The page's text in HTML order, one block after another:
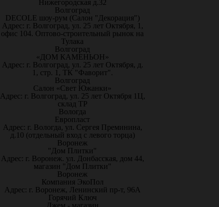
Нижегородская д.32
Волгоград
DECOLE шоу-рум (Салон "Декорация")
Адрес: г. Волгоград, ул. 25 лет Октября, 1,
офис 104. Оптово-строительный рынок на
Тулака
Волгоград
«ДОМ КАМЕНЬОН»
Адрес: г. Волгоград, ул. 25 лет Октября, д.
1, стр. 1, ТК "Фаворит".
Волгоград
Салон «Свет Южанки»
Адрес: г. Волгоград, ул. 25 лет Октября 1Ц,
склад ТР
Вологда
Европласт
Адрес: г. Вологда, ул. Сергея Преминина,
д.10 (отдельный вход с левого торца)
Воронеж
"Дом Плитки"
Адрес: г. Воронеж. ул. Донбасская, дом 44,
магазин "Дом Плитки"
Воронеж
Компания ЭкоПол
Адрес: г. Воронеж, Ленинский пр-т, 96А
Горячий Ключ
Джем - магазин